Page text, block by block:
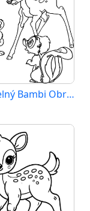
Tisknutelný Bambi Obrázek